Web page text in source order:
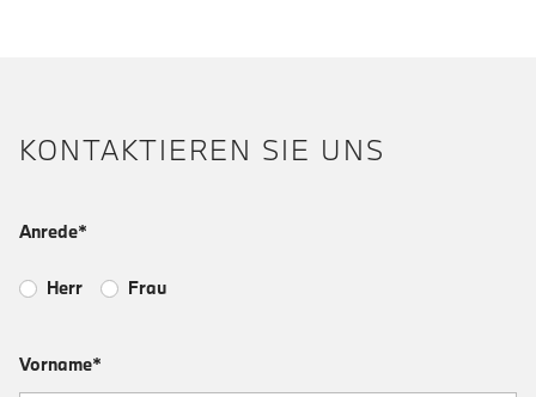
KONTAKTIEREN SIE UNS
Anrede*
Herr Frau
Vorname*